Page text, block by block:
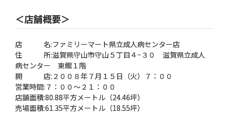
＜店舗概要＞
店 名:ファミリーマート県立成人病センター店
住 所:滋賀県守山市守山５丁目４−３０ 滋賀県立成人
病センター 東館１階
開 店:２００８年７月１５日（火）７：００
営業時間:７：００〜２１：００
店舗面積:80.88平方メートル（24.46坪）
売場面積:61.35平方メートル（18.55坪）